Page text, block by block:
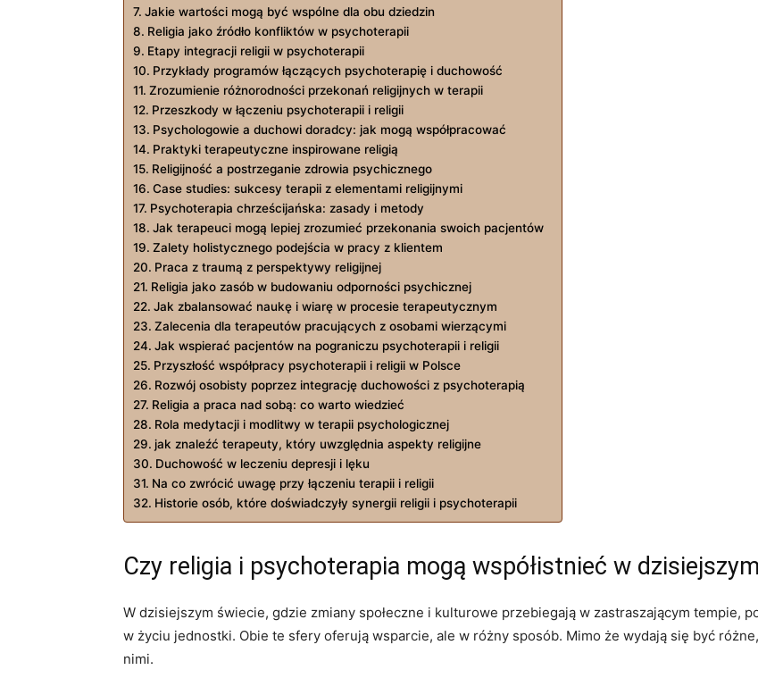
Jakie wartości mogą być wspólne dla obu dziedzin
Religia jako źródło konfliktów w psychoterapii
Etapy integracji religii w psychoterapii
Przykłady programów łączących psychoterapię i duchowość
Zrozumienie różnorodności przekonań religijnych w terapii
Przeszkody w łączeniu psychoterapii i religii
Psychologowie a duchowi doradcy: jak mogą współpracować
Praktyki terapeutyczne inspirowane religią
Religijność a postrzeganie zdrowia psychicznego
Case studies: sukcesy terapii z elementami religijnymi
Psychoterapia chrześcijańska: zasady i metody
Jak terapeuci mogą lepiej zrozumieć przekonania swoich pacjentów
Zalety holistycznego podejścia w pracy z klientem
Praca z traumą z perspektywy religijnej
Religia jako zasób w budowaniu odporności psychicznej
Jak zbalansować naukę i wiarę w procesie terapeutycznym
Zalecenia dla terapeutów pracujących z osobami wierzącymi
Jak wspierać pacjentów na pograniczu psychoterapii i religii
Przyszłość współpracy psychoterapii i religii w Polsce
Rozwój osobisty poprzez integrację duchowości z psychoterapią
Religia a praca nad sobą: co warto wiedzieć
Rola medytacji i modlitwy w terapii psychologicznej
jak znaleźć terapeuty, który uwzględnia aspekty religijne
Duchowość w leczeniu depresji i lęku
Na co zwrócić uwagę przy łączeniu terapii i religii
Historie osób, które doświadczyły synergii religii i psychoterapii
Czy religia i psychoterapia mogą współistnieć w
W dzisiejszym świecie, gdzie zmiany społeczne i kulturowe przebiegają w zastraszającym tempie,
w życiu jednostki. Obie te sfery oferują wsparcie, ale w różny sposób. Mimo że wydają się być
nimi.